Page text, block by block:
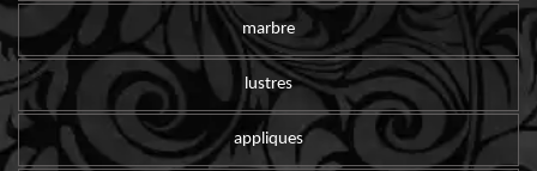
marbre
lustres
appliques